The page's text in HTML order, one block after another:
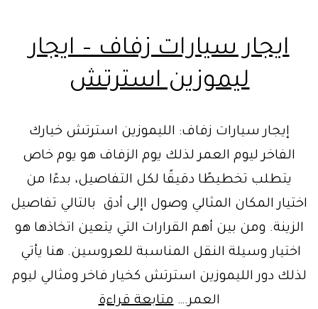
ايجار سيارات زفاف – ايجار
ليموزين استرتش
إيجار سيارات زفاف: الليموزين استرتش خيارك
الفاخر ليوم العمر لذلك يوم الزفاف هو يوم خاص
يتطلب تخطيطًا دقيقًا لكل التفاصيل، بدءًا من
اختيار المكان المثالي وصول اإلى أدق بالتالي تفاصيل
الزينة. ومن بين أهم القرارات التي يتعين اتخاذها هو
اختيار وسيلة النقل المناسبة للعروسين. هنا يأتي
لذلك دور الليموزين استرتش كخيار فاخر ومثالي ليوم
العمر.…متابعة قراءةايجار